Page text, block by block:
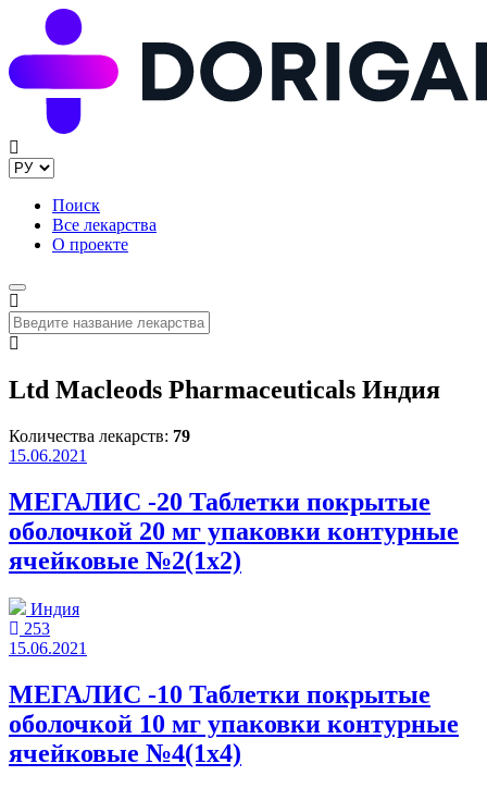
Поиск
Все лекарства
О проекте
Ltd Macleods Pharmaceuticals Индия
Количества лекарств: 79
15.06.2021
МЕГАЛИС -20 Таблетки покрытые
оболочкой 20 мг упаковки контурные
ячейковые №2(1x2)
Индия
253
15.06.2021
МЕГАЛИС -10 Таблетки покрытые
оболочкой 10 мг упаковки контурные
ячейковые №4(1x4)